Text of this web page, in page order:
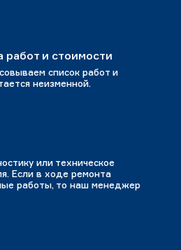
работ и стоимости
список работ и
неизменной.
или техническое
Если в ходе ремонта
работы, то наш менеджер